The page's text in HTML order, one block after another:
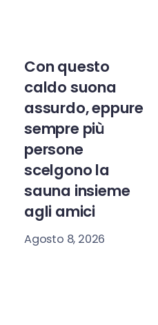
Con questo
caldo suona
assurdo, eppure
sempre più
persone
scelgono la
sauna insieme
agli amici
Agosto 8, 2026